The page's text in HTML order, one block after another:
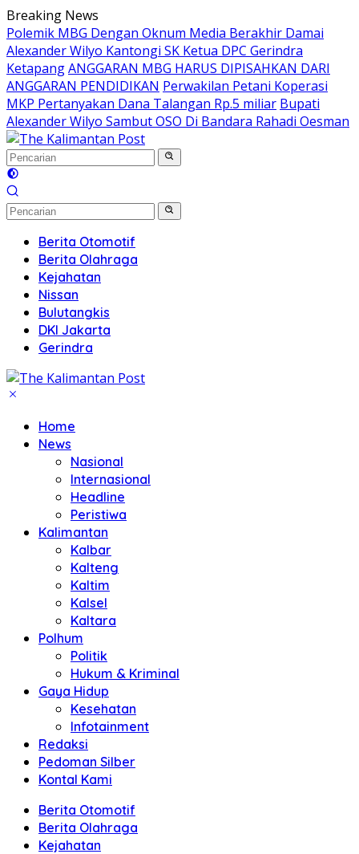
Langsung
ke
konten
Breaking News
Polemik MBG Dengan Oknum Media Berakhir Damai
Alexander Wilyo Kantongi SK Ketua DPC Gerindra
KetapangANGGARAN MBG HARUS DIPISAHKAN DARI
ANGGARAN PENDIDIKAN Perwakilan Petani Koperasi
MKP Pertanyakan Dana Talangan Rp.5 miliar Bupati
Alexander Wilyo Sambut OSO Di Bandara Rahadi Oesman
Berita Otomotif
Berita Olahraga
Kejahatan
Nissan
Bulutangkis
DKI Jakarta
Gerindra
Home
News
Nasional
Internasional
Headline
Peristiwa
Kalimantan
Kalbar
Kalteng
Kaltim
Kalsel
Kaltara
Polhum
Politik
Hukum & Kriminal
Gaya Hidup
Kesehatan
Infotainment
Redaksi
Pedoman Silber
Kontal Kami
Berita Otomotif
Berita Olahraga
Kejahatan